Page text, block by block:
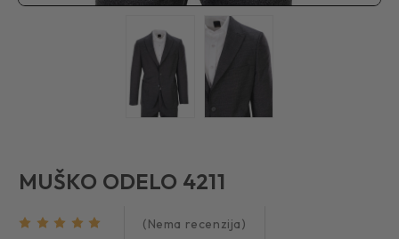
MUŠKO ODELO 4211
(Nema recenzija)